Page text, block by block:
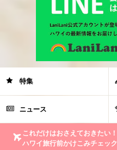
特集
ニュース
これだけはおさえておきたい！
ハワイ旅行前かけこみチェック